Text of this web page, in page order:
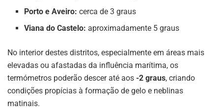
Porto e Aveiro: cerca de 3 graus
Viana do Castelo: aproximadamente 5 graus
No interior destes distritos, especialmente em áreas mais
elevadas ou afastadas da influência marítima, os
termómetros poderão descer até aos -2 graus, criando
condições propícias à formação de gelo e neblinas
matinais.